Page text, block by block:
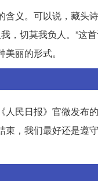
义。可以说，藏头
切莫我负人。”这
丽的形式。
民日报》官微发布
，我们最好还是遵